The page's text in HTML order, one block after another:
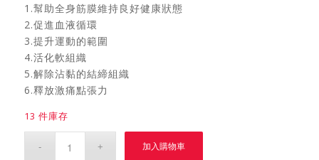
1.幫助全身筋膜維持良好健康狀態
2.促進血液循環
3.提升運動的範圍
4.活化軟組織
5.解除沾黏的結締組織
6.釋放激痛點張力
13 件庫存
加入購物車